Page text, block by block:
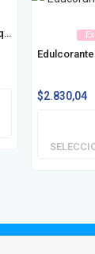
Sal Fina Dos Anclas 500g Paq / Est
$2.830,04